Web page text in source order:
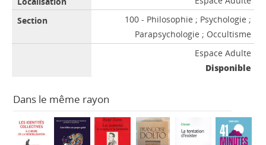
100 - Philosophie ; Psychologie ;
Parapsychologie ; Occultisme
Espace Adulte
Disponible
Dans le même rayon